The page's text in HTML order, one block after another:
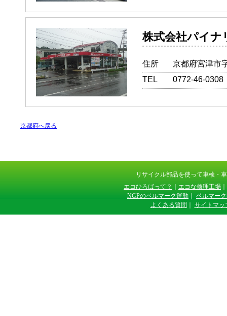
株式会社パ
住所
京都府宮津市
TEL
0772-46-0308
京都府へ戻る
リサイクル部品を使って車検
エコひろばって？
エコな修理工場
NGPのベルマーク運動
ベルマー
よくある質問
サイトマッ